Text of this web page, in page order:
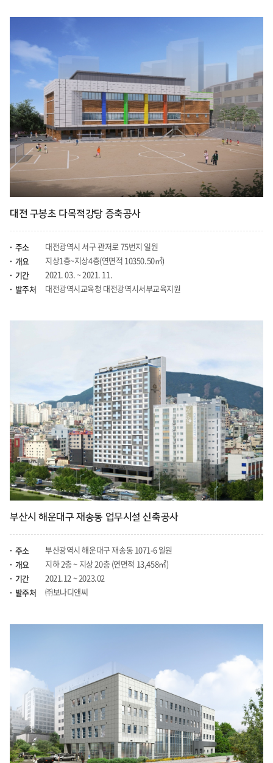
대전 구봉초 다목적강당 증축공사
주소
대전광역시 서구 관저로 75번지 일원
개요
지상1층~지상4층(연면적 10350.50㎡)
기간
2021. 03. ~ 2021. 11.
발주처
대전광역시교육청 대전광역시서부교육지원
부산시 해운대구 재송동 업무시설 신축공사
주소
부산광역시 해운대구 재송동 1071-6 일원
개요
지하 2층 ~ 지상 20층 (연면적 13,458㎡)
기간
2021.12 ~ 2023.02
발주처
㈜보나디앤씨